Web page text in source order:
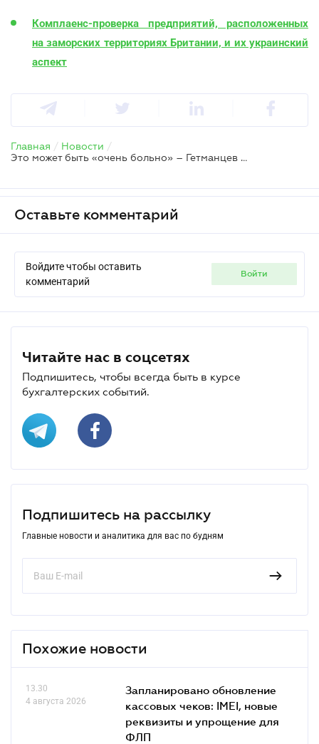
Комплаенс-проверка предприятий, расположенных
на заморских территориях Британии, и их украинский
аспект
Главная / Новости /
Это может быть «очень больно» – Гетманцев о доначислении налогов за операции с криптовалютой
Оставьте комментарий
Войдите чтобы оставить
комментарий
войти
Читайте нас в соцсетях
Подпишитесь, чтобы всегда быть в курсе
бухгалтерских событий.
Подпишитесь на рассылку
Главные новости и аналитика для вас по будням
Похожие новости
13.30
4 августа 2026
Запланировано обновление
кассовых чеков: IMEI, новые
реквизиты и упрощение для
ФЛП